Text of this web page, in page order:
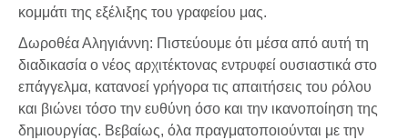
κομμάτι της εξέλιξης του γραφείου μας.
Δωροθέα Αληγιάννη: Πιστεύουμε ότι μέσα από αυτή τη
διαδικασία ο νέος αρχιτέκτονας εντρυφεί ουσιαστικά στο
επάγγελμα, κατανοεί γρήγορα τις απαιτήσεις του ρόλου
και βιώνει τόσο την ευθύνη όσο και την ικανοποίηση της
δημιουργίας. Βεβαίως, όλα πραγματοποιούνται με την